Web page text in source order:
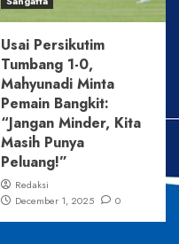
Usai Persikutim
Tumbang 1-0,
Mahyunadi Minta
Pemain Bangkit:
“Jangan Minder, Kita
Masih Punya
Peluang!”
Redaksi
December 1, 2025
0